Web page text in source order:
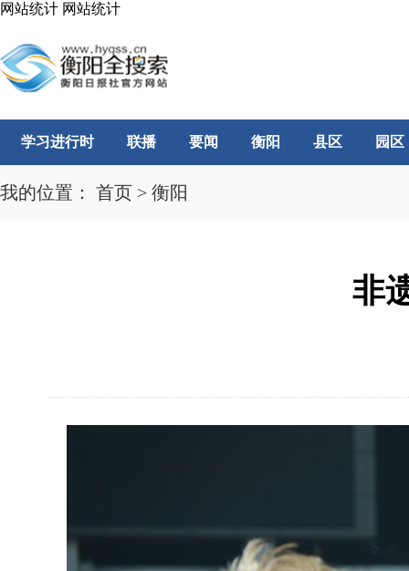
网站统计 网站统计
学习进行时 联播 要闻 衡阳 县区 园区
我的位置： 首页 > 衡阳
非